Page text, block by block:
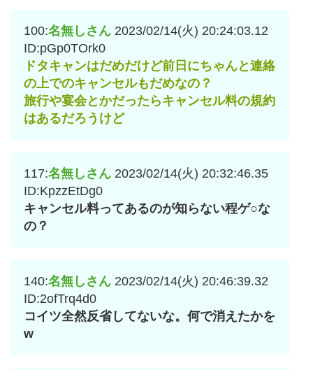
100:名無しさん 2023/02/14(火) 20:24:03.12
ID:pGp0TOrk0
ドタキャンはだめだけど前日にちゃんと連絡
の上でのキャンセルもだめなの？
旅行や宴会とかだったらキャンセル料の規約
はあるだろうけど
117:名無しさん 2023/02/14(火) 20:32:46.35
ID:KpzzEtDg0
キャンセル料ってあるのが知らない程ゲ○な
の？
140:名無しさん 2023/02/14(火) 20:46:39.32
ID:2ofTrq4d0
コイツ全然反省してないな。何で消えたかを
w